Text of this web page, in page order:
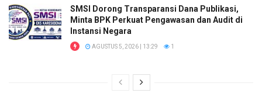
SMSI Dorong Transparansi Dana Publikasi,
Minta BPK Perkuat Pengawasan dan Audit di
Instansi Negara
AGUSTUS 5, 2026 | 13:29 1